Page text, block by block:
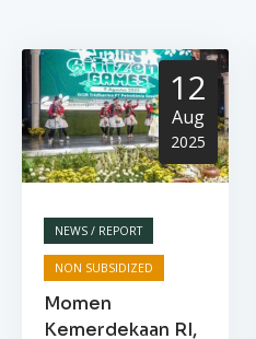
12
Aug
2025
NEWS / REPORT
NON SUBSIDIZED
Momen
Kemerdekaan RI,